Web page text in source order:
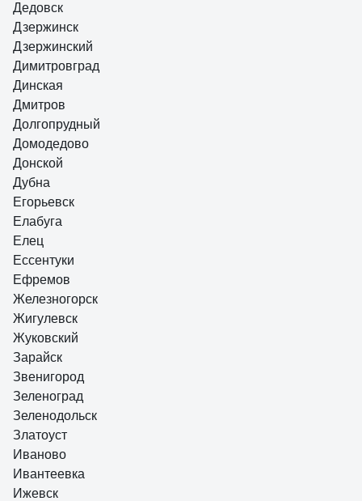
Дедовск
Дзержинск
Дзержинский
Димитровград
Динская
Дмитров
Долгопрудный
Домодедово
Донской
Дубна
Егорьевск
Елабуга
Елец
Ессентуки
Ефремов
Железногорск
Жигулевск
Жуковский
Зарайск
Звенигород
Зеленоград
Зеленодольск
Златоуст
Иваново
Ивантеевка
Ижевск